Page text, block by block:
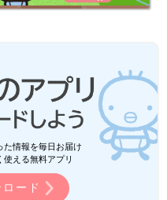
情報を毎日お届け
える無料アプリ
ード